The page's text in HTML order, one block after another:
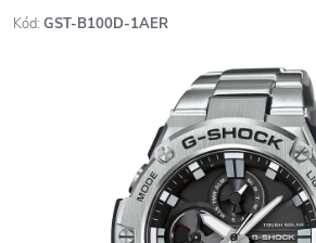
Kód: GST-B100D-1AER